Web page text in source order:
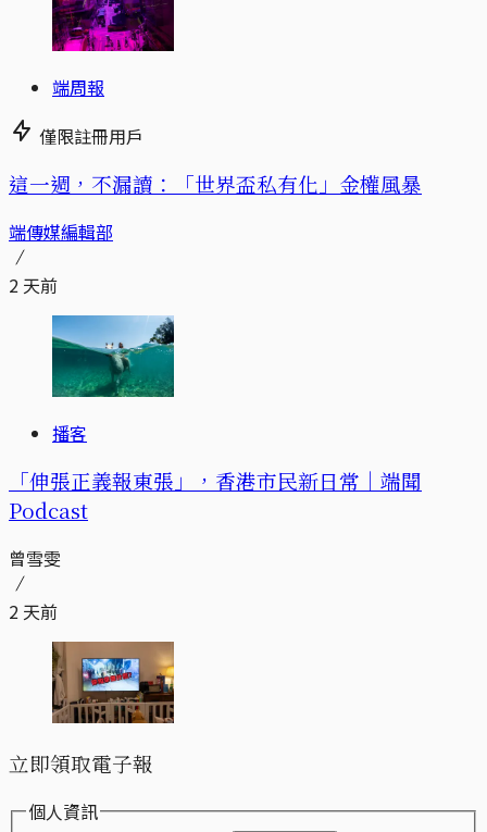
端周報
僅限註冊用戶
這一週，不漏讀：「世界盃私有化」金權風暴
端傳媒編輯部
2 天前
播客
「伸張正義報東張」，香港市民新日常｜端聞
Podcast
曾雪雯
2 天前
立即領取電子報
個人資訊